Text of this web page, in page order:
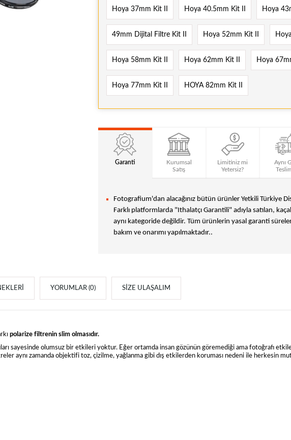
Hoya 37mm Kit II Hoya 40.5mm Kit II Hoya
49mm Dijital Filtre Kit II Hoya 52mm Kit II
Hoya 58mm Kit II Hoya 62mm Kit II Hoya
Hoya 77mm Kit II HOYA 82mm Kit II
Garanti
Kurumsal
Satış
Limitiniz mi
Yetersiz?
Aynı
Fotografium'dan alacağınız bütün ürünler Yetkili Türkiye
Farklı platformlarda "Ithalatçı Garantili" adıyla satılan,
aynı kategoride değildir. Tüm ürünlerin yasal garanti
bakım ve onarımı yapılmaktadır..
YORUMLAR (0) SIZE ULAŞALIM
polarize filtrenin slim olmasıdır.
sayesinde olumsuz bir etkileri yoktur. Eğer ortamda insan gözünün göremediği ama fotoğrafı
aynı zamanda objektifi toz, çizilme, yağlanma gibi dış etkilerden koruması nedeni ile herkesin